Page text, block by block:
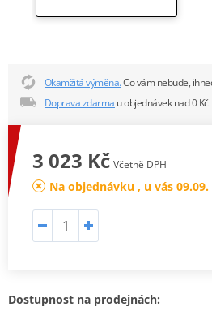
Okamžitá výměna.Co vám nebude,
Doprava zdarma u objednávek nad 0 Kč
3 023 Kč Včetně DPH
Na objednávku , u vás 09.09.
Dostupnost na prodejnách: